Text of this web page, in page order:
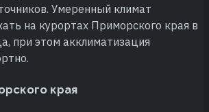
Умеренный климат
на курортах Приморского края в
при этом акклиматизация
края